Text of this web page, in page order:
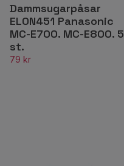
Dammsugarpåsar
ELON451 Panasonic
MC-E700. MC-E800. 5
st.
79 kr